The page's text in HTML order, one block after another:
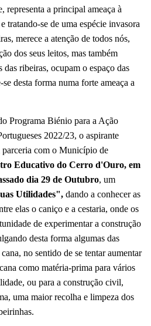
representa a principal ameaça à
tratando-se de uma espécie invasora
merece a atenção de todos nós,
dos seus leitos, mas também
das ribeiras, ocupam o espaço das
desta forma numa forte ameaça a
Programa Biénio para a Ação
2022/23, o aspirante
com o Município de
Educativo do Cerro d'Ouro, em
dia 29 de Outubro, um
Utilidades", dando a conhecer as
elas o caniço e a cestaria, onde os
de experimentar a construção
desta forma algumas das
no sentido de se tentar aumentar
como matéria-prima para vários
ou para a construção civil,
uma maior recolha e limpeza dos